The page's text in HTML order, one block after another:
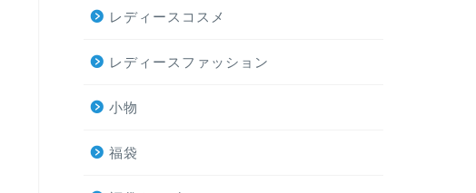
レディースコスメ
レディースファッション
小物
福袋